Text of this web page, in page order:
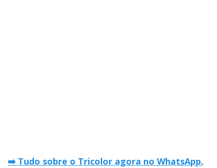
➡️ Tudo sobre o Tricolor agora no WhatsApp.